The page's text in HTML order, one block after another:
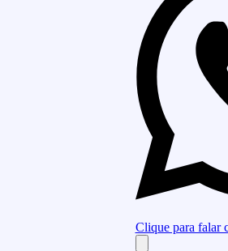
Clique para falar